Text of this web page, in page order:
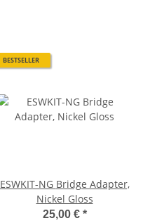
BESTSELLER
ESWKIT-NG Bridge Adapter,
Nickel Gloss
25,00 € *